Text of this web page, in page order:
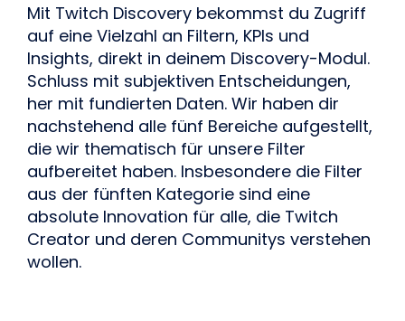
Mit Twitch Discovery bekommst du Zugriff
auf eine Vielzahl an Filtern, KPIs und
Insights, direkt in deinem Discovery-Modul.
Schluss mit subjektiven Entscheidungen,
her mit fundierten Daten. Wir haben dir
nachstehend alle fünf Bereiche aufgestellt,
die wir thematisch für unsere Filter
aufbereitet haben. Insbesondere die Filter
aus der fünften Kategorie sind eine
absolute Innovation für alle, die Twitch
Creator und deren Communitys verstehen
wollen.